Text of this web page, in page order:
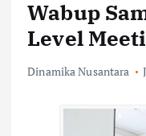
Wabup
Level
Dinamika Nusantara